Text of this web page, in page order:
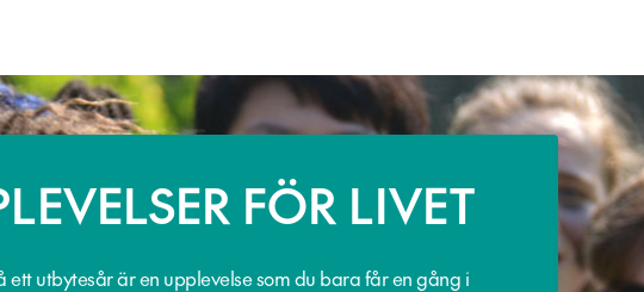
FÖR LIVET
ett utbytesår är en upplevelse som du bara får en gång i